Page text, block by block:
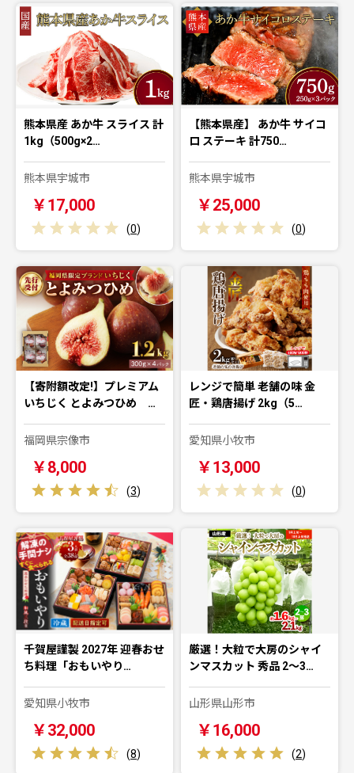
熊本県産 あか牛 スライス 計
1kg（500g×2…
熊本県宇城市
￥17,000
(0)
【熊本県産】 あか牛 サイコ
ロ ステーキ 計750…
熊本県宇城市
￥25,000
(0)
【寄附額改定!】プレミアム
いちじく とよみつひめ …
福岡県宗像市
￥8,000
(3)
レンジで簡単 老舗の味 金
匠・鶏唐揚げ 2kg（5…
愛知県小牧市
￥13,000
(0)
千賀屋謹製 2027年 迎春おせ
ち料理「おもいやり…
愛知県小牧市
￥32,000
(8)
厳選！大粒で大房のシャイ
ンマスカット 秀品 2～3…
山形県山形市
￥16,000
(2)